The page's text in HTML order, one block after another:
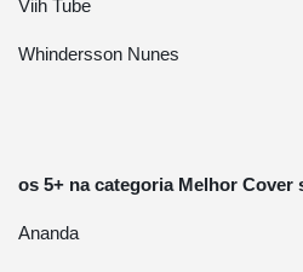
Viih Tube
Whindersson Nunes
os 5+ na categoria Melhor Cover
Ananda